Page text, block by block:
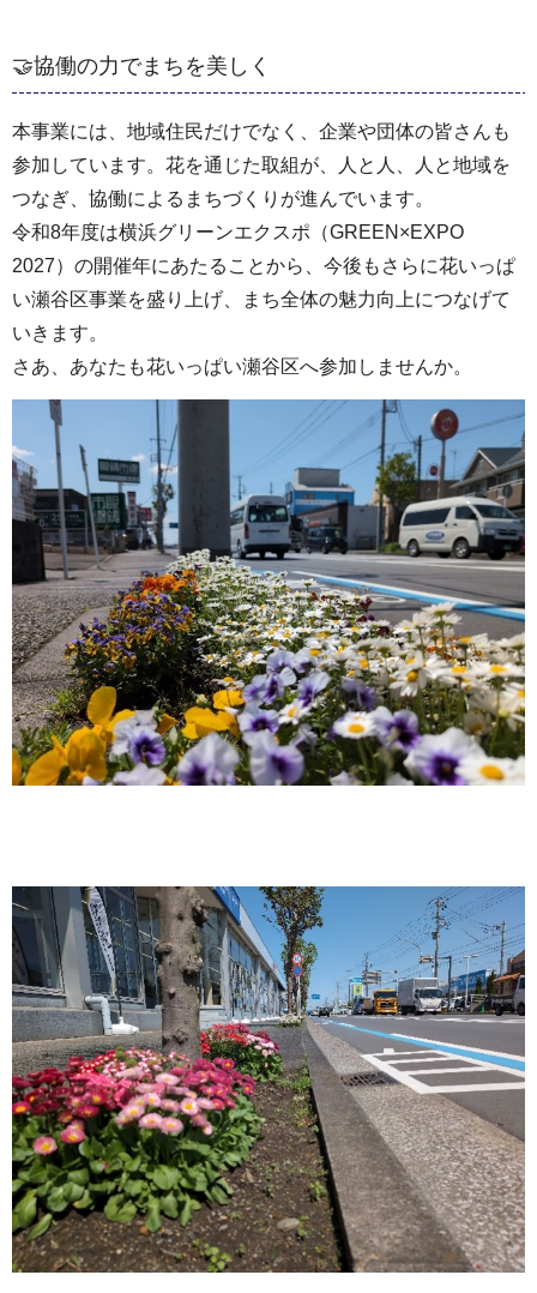
🤝協働の力でまちを美しく
本事業には、地域住民だけでなく、企業や団体の皆さんも
参加しています。花を通じた取組が、人と人、人と地域を
つなぎ、協働によるまちづくりが進んでいます。
令和8年度は横浜グリーンエクスポ（GREEN×EXPO
2027）の開催年にあたることから、今後もさらに花いっぱ
い瀬谷区事業を盛り上げ、まち全体の魅力向上につなげて
いきます。
さあ、あなたも花いっぱい瀬谷区へ参加しませんか。